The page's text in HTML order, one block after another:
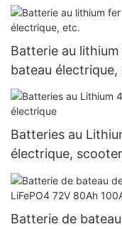
Batterie au
bateau électrique,
Batteries au
électrique,
Batterie de